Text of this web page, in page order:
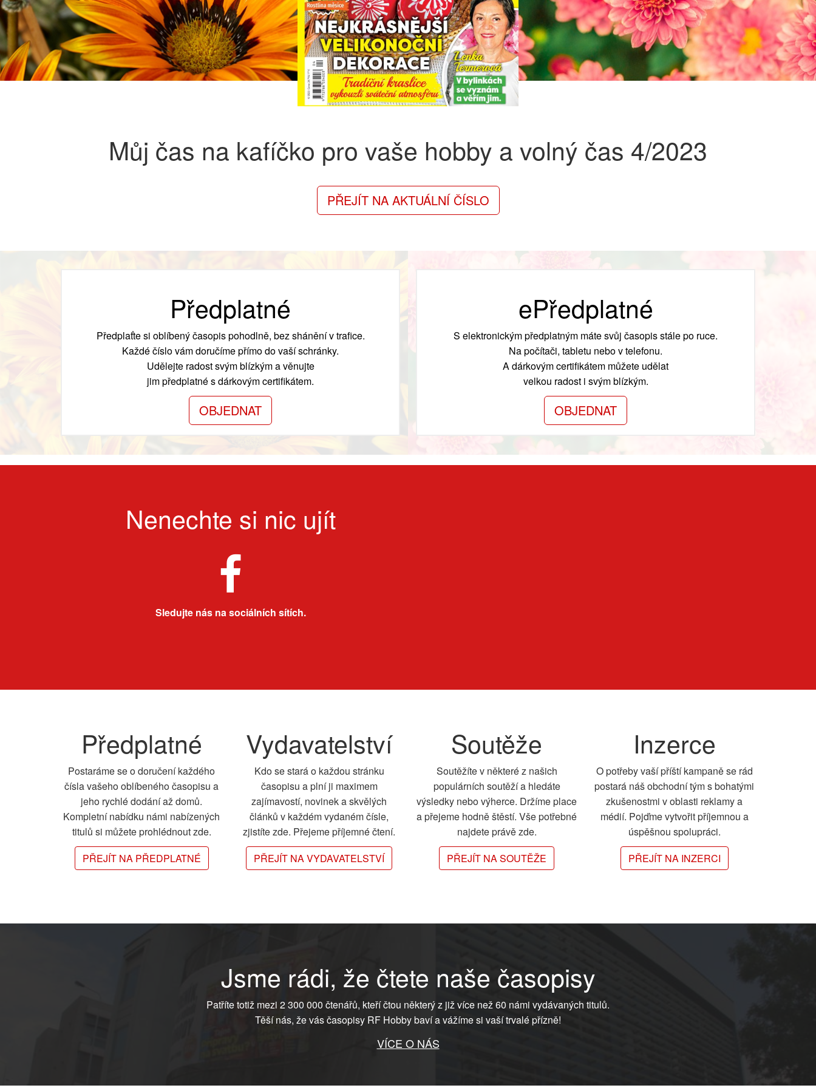
Můj čas na kafíčko pro vaše hobby a volný čas 4/2023
PŘEJÍT NA AKTUÁLNÍ ČÍSLO
Předplatné
Předplaťte si oblíbený časopis pohodlně, bez shánění v trafice.
Každé číslo vám doručíme přímo do vaší schránky.
Udělejte radost svým blízkým a věnujte
jim předplatné s dárkovým certifikátem.
OBJEDNAT
ePředplatné
S elektronickým předplatným máte svůj časopis stále po ruce.
Na počítači, tabletu nebo v telefonu.
A dárkovým certifikátem můžete udělat
velkou radost i svým blízkým.
OBJEDNAT
Nenechte si nic ujít
Sledujte nás na sociálních sítích.
Předplatné
Postaráme se o doručení každého
čísla vašeho oblíbeného časopisu a
jeho rychlé dodání až domů.
Kompletní nabídku námi nabízených
titulů si můžete prohlédnout zde.
PŘEJÍT NA PŘEDPLATNÉ
Vydavatelství
Kdo se stará o každou stránku
časopisu a plní ji maximem
zajímavostí, novinek a skvělých
článků v každém vydaném čísle,
zjistíte zde. Přejeme příjemné čtení.
PŘEJÍT NA VYDAVATELSTVÍ
Soutěže
Soutěžíte v některé z našich
populárních soutěží a hledáte
výsledky nebo výherce. Držíme place
a přejeme hodně štěstí. Vše potřebné
najdete právě zde.
PŘEJÍT NA SOUTĚŽE
Inzerce
O potřeby vaší příští kampaně se rád
postará náš obchodní tým s bohatými
zkušenostmi v oblasti reklamy a
médií. Pojďme vytvořit příjemnou a
úspěšnou spolupráci.
PŘEJÍT NA INZERCI
Jsme rádi, že čtete naše časopisy
Patříte totiž mezi 2 300 000 čtenářů, kteří čtou některý z již více než 60 námi vydávaných titulů.
Těší nás, že vás časopisy RF Hobby baví a vážíme si vaší trvalé přízně!
VÍCE O NÁS